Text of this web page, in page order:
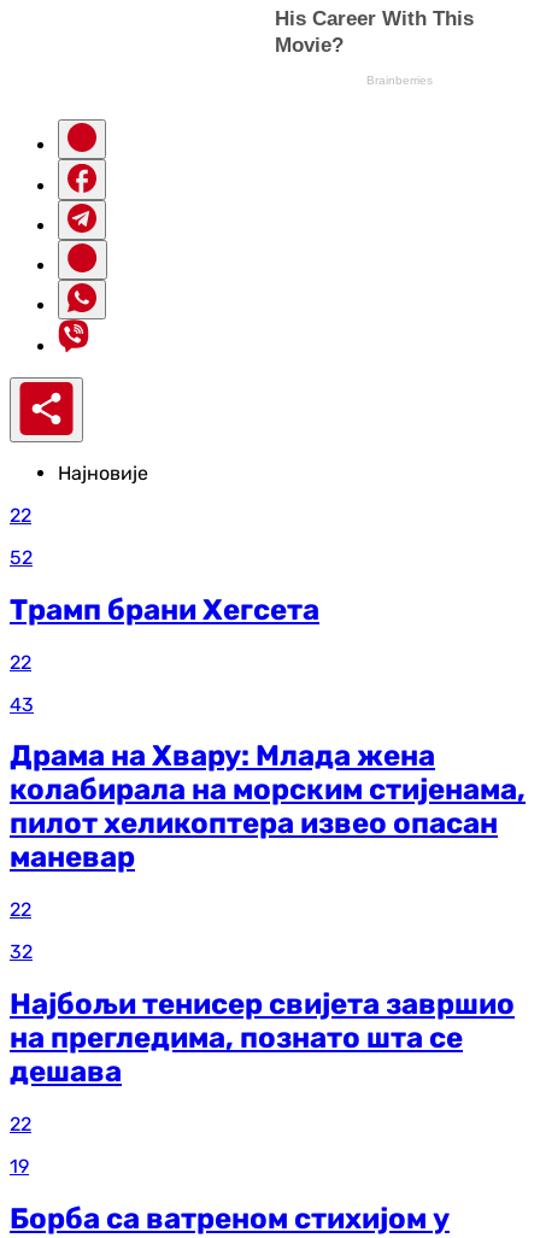
Најновије
22
52
Трамп брани Хегсета
22
43
Драма на Хвару: Млада жена
колабирала на морским стијенама,
пилот хеликоптера извео опасан
маневар
22
32
Најбољи тенисер свијета завршио
на прегледима, познато шта се
дешава
22
19
Борба са ватреном стихијом у